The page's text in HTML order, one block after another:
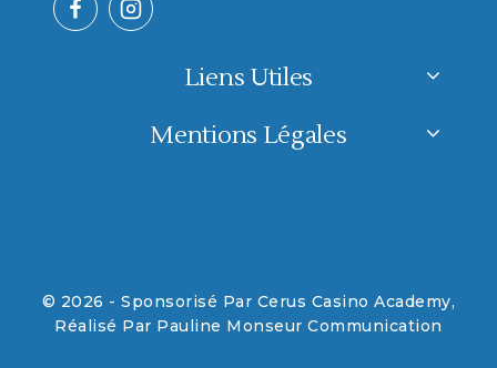
Liens Utiles
Mentions Légales
© 2026 - Sponsorisé Par Cerus Casino Academy,
Réalisé Par Pauline Monseur Communication